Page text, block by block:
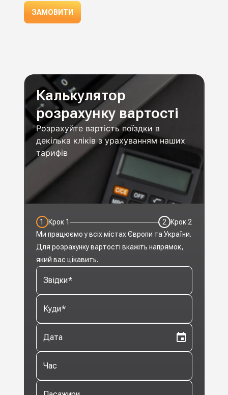
ЗАМОВИТИ
Калькулятор
розрахунку вартості
Розрахуйте вартість поїздки в
декілька кліків з урахуванням наших
тарифів
1 Крок1 2 Крок 2
Ми працюємо у всіх містах Європи та України.
Для розрахунку вартості вкажіть напрямок,
який вас цікавить.
Звідки*
Куди*
Дата
Час